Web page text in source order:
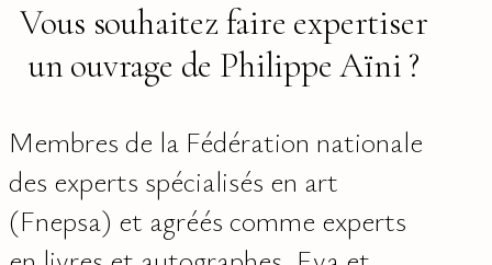
Vous souhaitez faire expertiser
un ouvrage de Philippe Aïni ?
Membres de la Fédération nationale
des experts spécialisés en art
(Fnepsa) et agréés comme experts